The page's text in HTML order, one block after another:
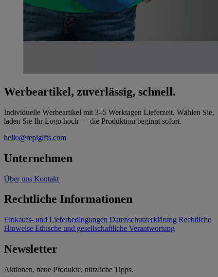
Werbeartikel, zuverlässig, schnell.
Individuelle Werbeartikel mit 3–5 Werktagen Lieferzeit. Wählen Sie,
laden Sie Ihr Logo hoch — die Produktion beginnt sofort.
hello@repigifts.com
Unternehmen
Über uns Kontakt
Rechtliche Informationen
Einkaufs- und Lieferbedingungen Datenschutzerklärung Rechtliche
Hinweise Ethische und gesellschaftliche Verantwortung
Newsletter
Aktionen, neue Produkte, nützliche Tipps.